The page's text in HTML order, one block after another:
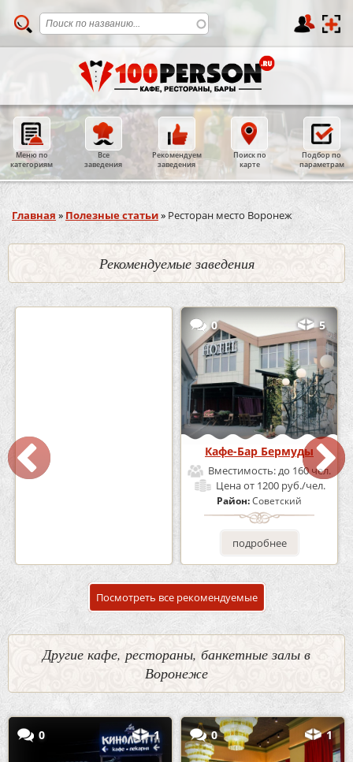
Меню по
категориям
Все
заведения
Рекомендуем
заведения
Поиск по
карте
Подбор по
параметрам
Вы здесь
Главная » Полезные статьи» Ресторан место Воронеж
Рекомендуемые заведения
Кафе «Шишка»
Вместимость:
0 5
Кафе-Бар Бермуды
Вместимость:до 160 чел.
Ценаот 1200 руб./чел.
Район:Советский
подробнее
Посмотреть все рекомендуемые
Другие кафе, рестораны, банкетные залы в
Воронеже
0 1 0 1